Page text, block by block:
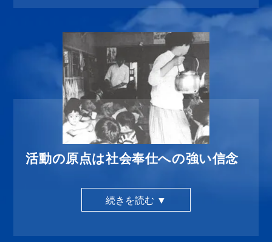
活動の原点は社会奉仕への強い信念
続きを読む ▼